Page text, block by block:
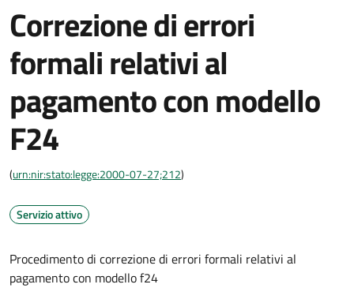
Correzione di errori
formali relativi al
pagamento con modello
F24
(urn:nir:stato:legge:2000-07-27;212)
Servizio attivo
Procedimento di correzione di errori formali relativi al
pagamento con modello f24